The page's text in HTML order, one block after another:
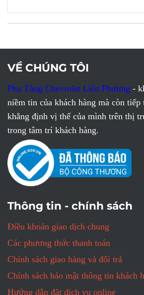
VỀ CHÚNG TÔI
Phụ Tùng Chevrolet Liên Phương -
niềm tin của khách hàng mà còn tiếp
khẳng định vị thế của mình trên thị
trong tâm trí khách hàng.
Thông tin - chính sách
Điều khoản giao dịch chung
Các phương thức thanh toán
Chính sách giao hàng và đổi trả
Chính sách bảo mật thông tin khách
Hướng dẫn đặt dịch vụ online